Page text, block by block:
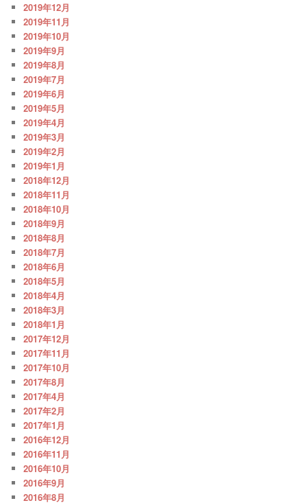
2019年12月
2019年11月
2019年10月
2019年9月
2019年8月
2019年7月
2019年6月
2019年5月
2019年4月
2019年3月
2019年2月
2019年1月
2018年12月
2018年11月
2018年10月
2018年9月
2018年8月
2018年7月
2018年6月
2018年5月
2018年4月
2018年3月
2018年1月
2017年12月
2017年11月
2017年10月
2017年8月
2017年4月
2017年2月
2017年1月
2016年12月
2016年11月
2016年10月
2016年9月
2016年8月